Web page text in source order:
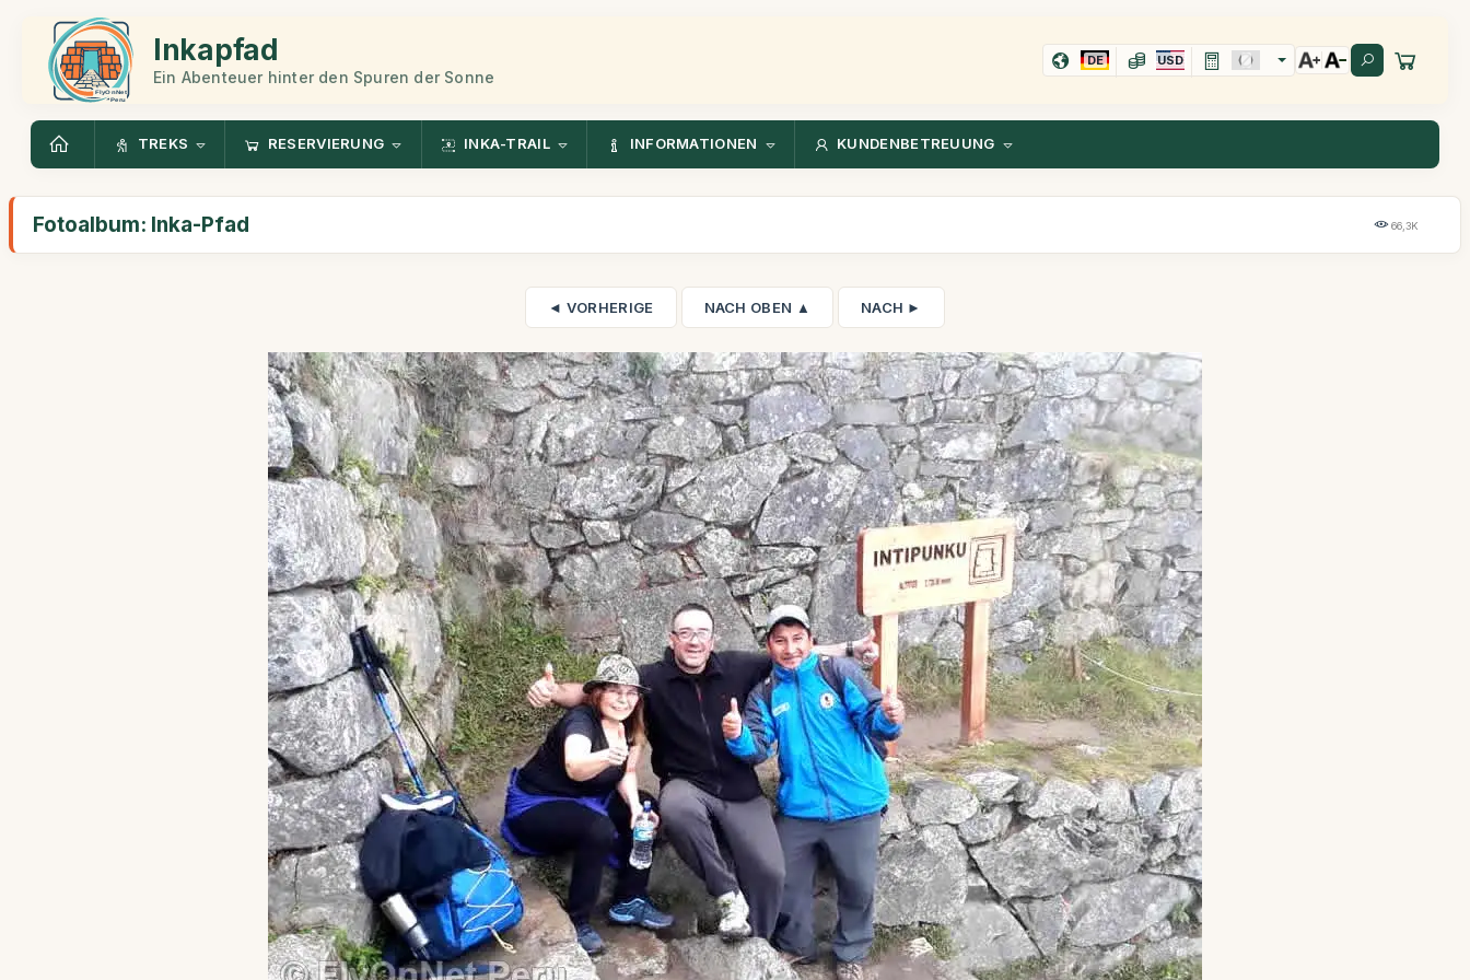
Inkapfad
Ein Abenteuer hinter den Spuren der Sonne
DE USD
TREKS RESERVIERUNG INKA-TRAIL INFORMATIONEN KUNDENBETREUUNG
Fotoalbum: Inka-Pfad 66,3K
◄ VORHERIGE NACH OBEN ▲ NACH ►